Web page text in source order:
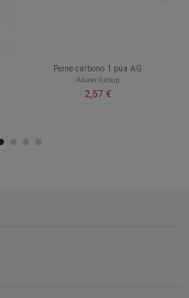
Peine carbono 1 púa AG
Asuer Group
2,57 €